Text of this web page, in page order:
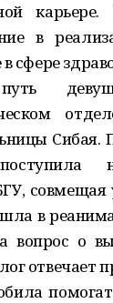
в
сфере
путь
Сибая.
совмещая
в
вопрос о
отвечает